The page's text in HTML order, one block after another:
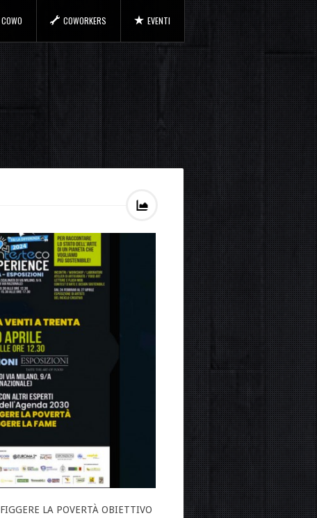
COWORKERS EVENTI
LA POVERTÀ OBIETTIVO